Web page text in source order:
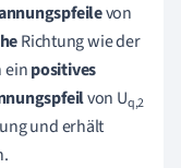
von
Richtung wie der
einpositives
von Uq,2
und erhält